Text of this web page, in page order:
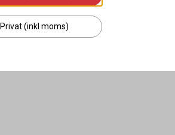
Privat (inkl moms)